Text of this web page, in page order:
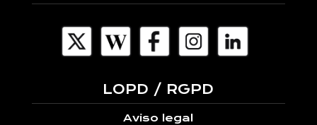
LOPD / RGPD
Aviso legal